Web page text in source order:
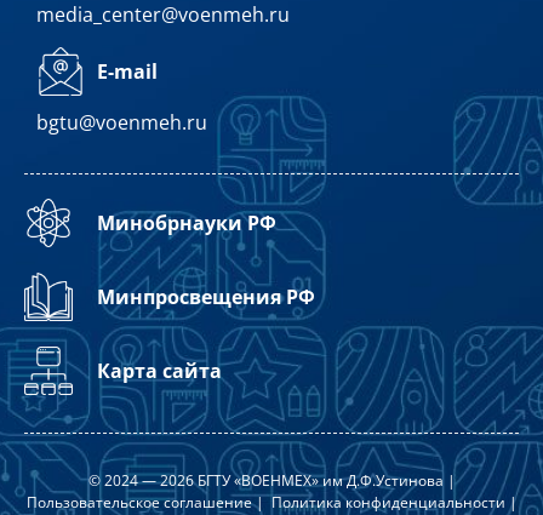
media_center@voenmeh.ru
E-mail
bgtu@voenmeh.ru
Минобрнауки РФ
Минпросвещения РФ
Карта сайта
© 2024 — 2026 БГТУ «ВОЕНМЕХ» им Д.Ф.Устинова |
Пользовательское соглашение|Политика конфиденциальности |